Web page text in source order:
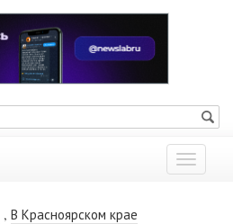
Показать
меню
, В Красноярском крае